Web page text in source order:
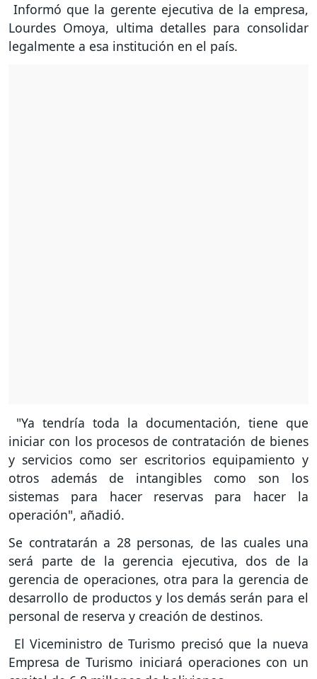
Informó que la gerente ejecutiva de la empresa,
Lourdes Omoya, ultima detalles para consolidar
legalmente a esa institución en el país.
"Ya tendría toda la documentación, tiene que
iniciar con los procesos de contratación de bienes
y servicios como ser escritorios equipamiento y
otros además de intangibles como son los
sistemas para hacer reservas para hacer la
operación", añadió.
Se contratarán a 28 personas, de las cuales una
será parte de la gerencia ejecutiva, dos de la
gerencia de operaciones, otra para la gerencia de
desarrollo de productos y los demás serán para el
personal de reserva y creación de destinos.
El Viceministro de Turismo precisó que la nueva
Empresa de Turismo iniciará operaciones con un